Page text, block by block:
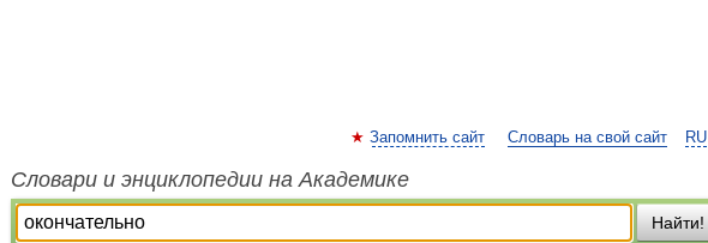
RU
Запомнить сайт Словарь на свой сайт
Словари и энциклопедии на Академике
Найти!